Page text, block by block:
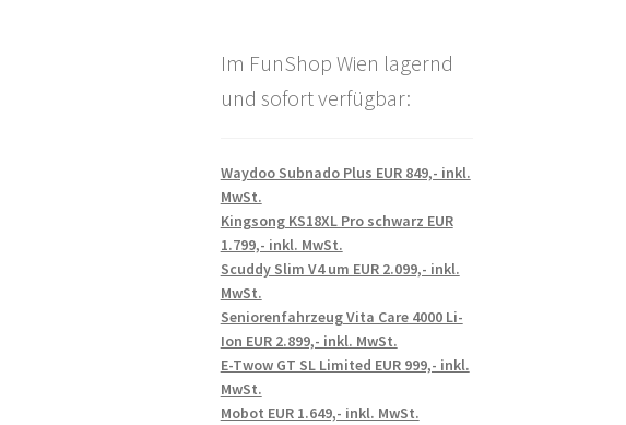
Im FunShop Wien lagernd
und sofort verfügbar:
Waydoo Subnado Plus EUR 849,- inkl.
MwSt.
Kingsong KS18XL Pro schwarz EUR
1.799,- inkl. MwSt.
Scuddy Slim V4 um EUR 2.099,- inkl.
MwSt.
Seniorenfahrzeug Vita Care 4000 Li-
Ion EUR 2.899,- inkl. MwSt.
E-Twow GT SL Limited EUR 999,- inkl.
MwSt.
Mobot EUR 1.649,- inkl. MwSt.